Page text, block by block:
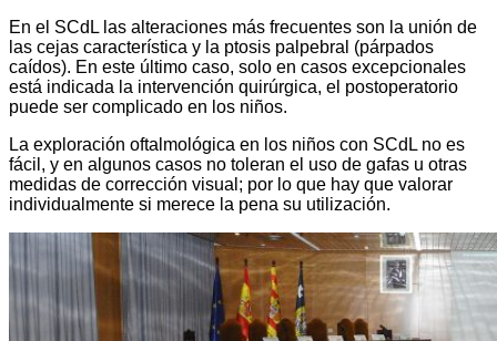
En el SCdL las alteraciones más frecuentes son la unión de
las cejas característica y la ptosis palpebral (párpados
caídos). En este último caso, solo en casos excepcionales
está indicada la intervención quirúrgica, el postoperatorio
puede ser complicado en los niños.
La exploración oftalmológica en los niños con SCdL no es
fácil, y en algunos casos no toleran el uso de gafas u otras
medidas de corrección visual; por lo que hay que valorar
individualmente si merece la pena su utilización.